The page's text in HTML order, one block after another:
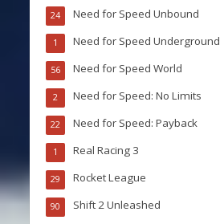
Need for Speed Unbound
24
Need for Speed Underground
1
Need for Speed World
56
Need for Speed: No Limits
2
Need for Speed: Payback
22
Real Racing 3
1
Rocket League
29
Shift 2 Unleashed
90